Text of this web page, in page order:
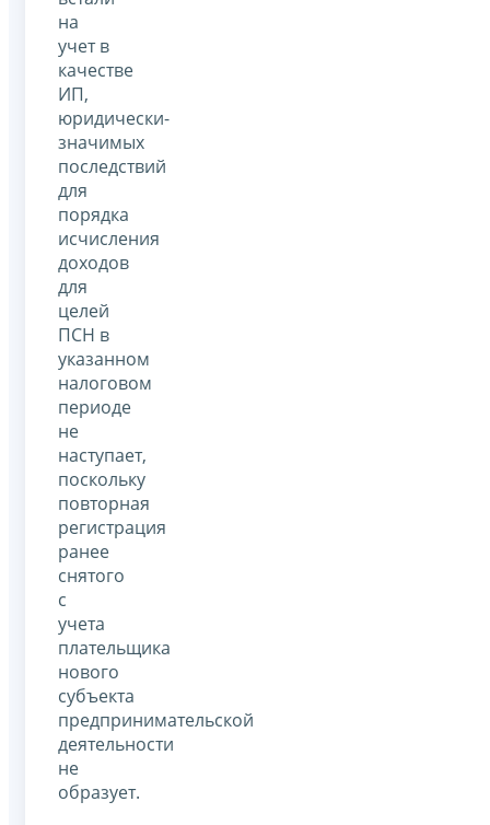
на
учет в
качестве
ИП,
юридически-
значимых
последствий
для
порядка
исчисления
доходов
для
целей
ПСН в
указанном
налоговом
периоде
не
наступает,
поскольку
повторная
регистрация
ранее
снятого
с
учета
плательщика
нового
субъекта
предпринимательской
деятельности
не
образует.